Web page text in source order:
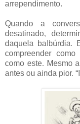
arrependimento.
Quando a
desatinado,
daquela balbúrdia.
compreender
como este. Mesmo
antes ou ainda pior.